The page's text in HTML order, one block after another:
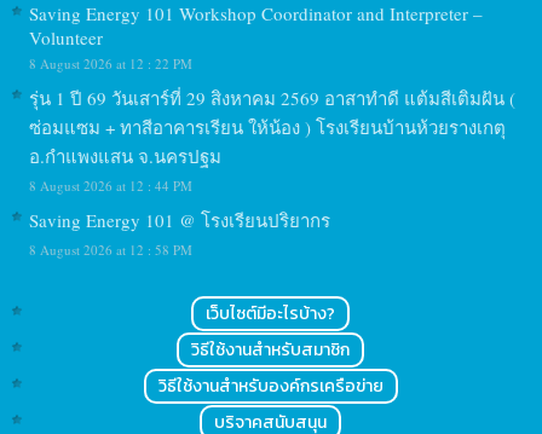
Saving Energy 101 Workshop Coordinator and Interpreter –
Volunteer
8 August 2026 at 12 : 22 PM
รุ่น 1 ปี 69 วันเสาร์ที่ 29 สิงหาคม 2569 อาสาทำดี แต้มสีเติมฝัน (
ซ่อมแซม + ทาสีอาคารเรียน ให้น้อง ) โรงเรียนบ้านห้วยรางเกตุ
อ.กำแพงแสน จ.นครปฐม
8 August 2026 at 12 : 44 PM
Saving Energy 101 @ โรงเรียนปริยากร
8 August 2026 at 12 : 58 PM
เว็บไซต์มีอะไรบ้าง?
วิธีใช้งานสำหรับสมาชิก
วิธีใช้งานสำหรับองค์กรเครือข่าย
บริจาคสนับสนุน